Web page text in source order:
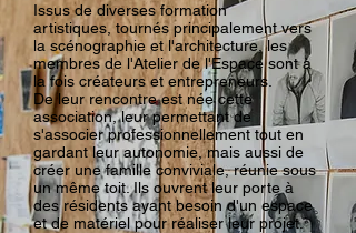
Issus de diverses formation
artistiques, tournés principalement vers
la scénographie et l'architecture, les
membres de l'Atelier de l'Espace sont à
la fois créateurs et entrepreneurs.
De leur rencontre est née cette
association, leur permettant de
s'associer professionnellement tout en
gardant leur autonomie, mais aussi de
créer une famille conviviale, réunie sous
un même toit. Ils ouvrent leur porte à
des résidents ayant besoin d'un espace
et de matériel pour réaliser leur projet.